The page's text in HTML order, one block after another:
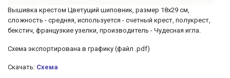
Вышивка крестом Цветущий шиповник, размер 18х29 см,
сложность - средняя, используется - счетный крест, полукрест,
бекстич, французкие узелки, производитель - Чудесная игла.
Cхема экспортирована в графику (файл .pdf)
Скачать: Схема